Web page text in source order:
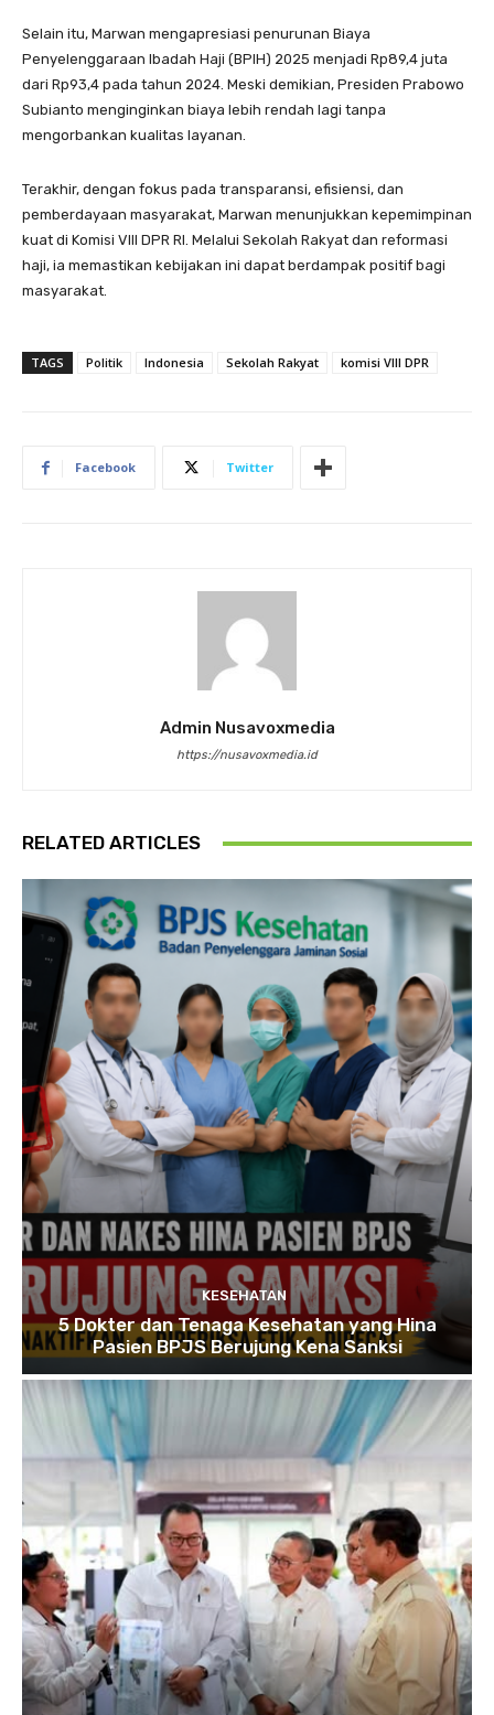
Selain itu, Marwan mengapresiasi penurunan Biaya
Penyelenggaraan Ibadah Haji (BPIH) 2025 menjadi Rp89,4 juta
dari Rp93,4 pada tahun 2024. Meski demikian, Presiden Prabowo
Subianto menginginkan biaya lebih rendah lagi tanpa
mengorbankan kualitas layanan.
Terakhir, dengan fokus pada transparansi, efisiensi, dan
pemberdayaan masyarakat, Marwan menunjukkan kepemimpinan
kuat di Komisi VIII DPR RI. Melalui Sekolah Rakyat dan reformasi
haji, ia memastikan kebijakan ini dapat berdampak positif bagi
masyarakat.
TAGS Politik Indonesia Sekolah Rakyat komisi VIII DPR
Facebook Twitter
Admin Nusavoxmedia
https://nusavoxmedia.id
RELATED ARTICLES
KESEHATAN
5 Dokter dan Tenaga Kesehatan yang Hina
Pasien BPJS Berujung Kena Sanksi